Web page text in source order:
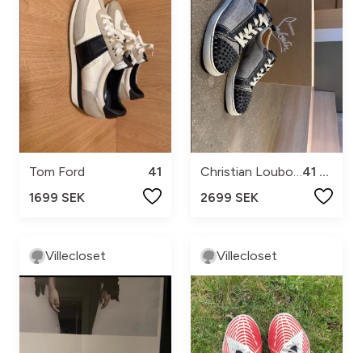
Tom Ford
41
1699 SEK
Christian Louboutin
41 1/2
2699 SEK
Villecloset Villecloset